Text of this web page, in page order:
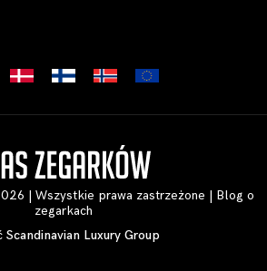
| Wszystkie prawa zastrzeżone | Blog o
zegarkach
Scandinavian Luxury Group